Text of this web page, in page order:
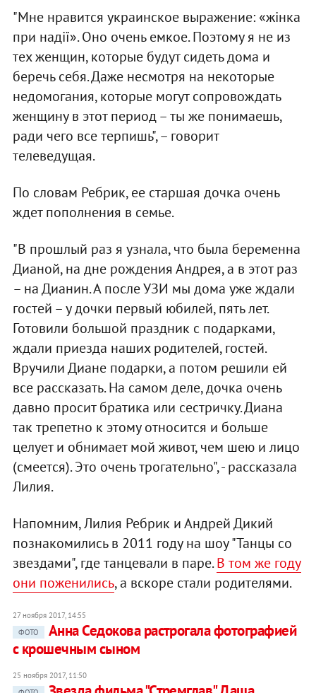
"Мне нравится украинское выражение: «жінка
при надії». Оно очень емкое. Поэтому я не из
тех женщин, которые будут сидеть дома и
беречь себя. Даже несмотря на некоторые
недомогания, которые могут сопровождать
женщину в этот период – ты же понимаешь,
ради чего все терпишь", – говорит
телеведущая.
По словам Ребрик, ее старшая дочка очень
ждет пополнения в семье.
"В прошлый раз я узнала, что была беременна
Дианой, на дне рождения Андрея, а в этот раз
– на Дианин. А после УЗИ мы дома уже ждали
гостей – у дочки первый юбилей, пять лет.
Готовили большой праздник с подарками,
ждали приезда наших родителей, гостей.
Вручили Диане подарки, а потом решили ей
все рассказать. На самом деле, дочка очень
давно просит братика или сестричку. Диана
так трепетно к этому относится и больше
целует и обнимает мой живот, чем шею и лицо
(смеется). Это очень трогательно", - рассказала
Лилия.
Напомним, Лилия Ребрик и Андрей Дикий
познакомились в 2011 году на шоу "Танцы со
звездами", где танцевали в паре.В том же году
они поженились, а вскоре стали родителями.
27 ноября 2017, 14:55
ФОТО
Анна Седокова растрогала фотографией
с крошечным сыном
25 ноября 2017, 11:50